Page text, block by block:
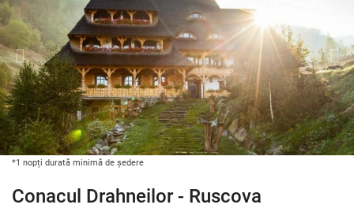
*1 nopți durată minimă de ședere
Conacul Drahneilor - Ruscova